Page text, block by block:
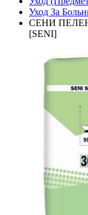
Уход За
СЕНИ
[SENI]